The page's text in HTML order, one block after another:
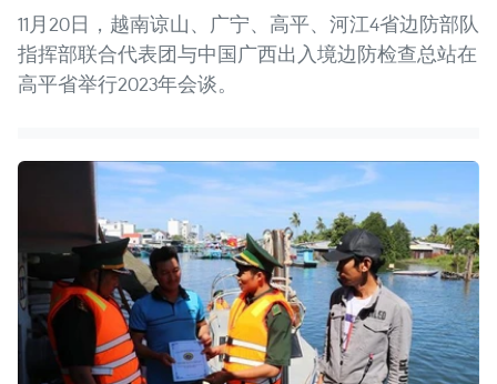
11月20日，越南谅山、广宁、高平、河江4省边防部队
指挥部联合代表团与中国广西出入境边防检查总站在
高平省举行2023年会谈。